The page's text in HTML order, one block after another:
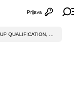
Otvori
Prijava